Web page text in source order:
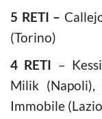
5 RETI –
(Torino)
4 RETI –
Milik (Napoli),
Immobile